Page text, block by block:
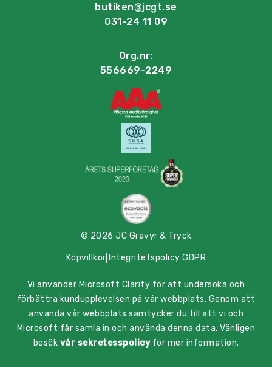
butiken@jcgt.se
031-24 11 09
Org.nr:
556669-2249
© 2026 JC Gravyr & Tryck
Köpvillkor Integritetspolicy GDPR
Vi använder Microsoft Clarity för att undersöka och
förbättra kundupplevelsen på vår webbplats. Genom att
använda vår webbplats samtycker du till att vi och
Microsoft får samla in och använda denna data. Vänligen
besök vår sekretesspolicyför mer information.